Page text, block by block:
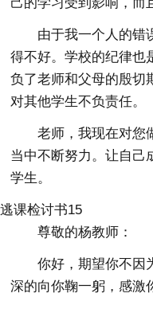
由于我一个人的错
得不好。学校的纪律也
负了老师和父母的殷切
对其他学生不负责任。
老师，我现在对您
当中不断努力。让自己
学生。
逃课检讨书15
尊敬的杨教师：
你好，期望你不因
深的向你鞠一躬，感激